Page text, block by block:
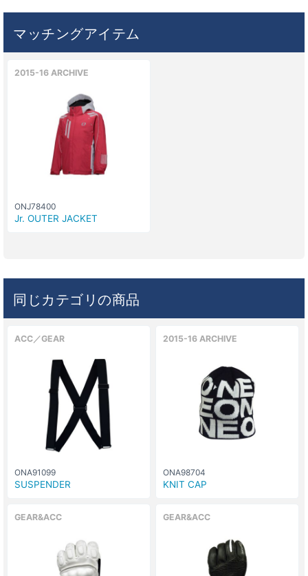
マッチングアイテム
2015-16 ARCHIVE
ONJ78400
Jr. OUTER JACKET
同じカテゴリの商品
ACC／GEAR
ONA91099
SUSPENDER
2015-16 ARCHIVE
ONA98704
KNIT CAP
GEAR&ACC GEAR&ACC